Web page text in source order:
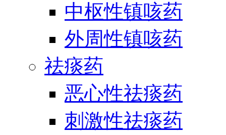
中枢性镇咳药
外周性镇咳药
祛痰药
恶心性祛痰药
刺激性祛痰药